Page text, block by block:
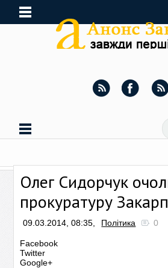
Олег Сидорчук
прокуратуру
09.03.2014, 08:35, Політика 0
Facebook
Twitter
Google+